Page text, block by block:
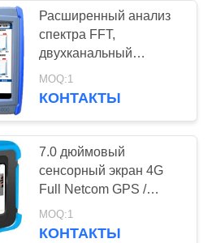
64
Расширенный анализ
спектра FFT,
двухканальный
синхронный детектор
утечек клапанов
усилением
MOQ:1
КОНТАКТЫ
7.0 дюймовый
сенсорный экран 4G
Full Netcom GPS /
Beidou Gas Leak
Acoustic Imager HAI-
MOQ:1
КОНТАКТЫ